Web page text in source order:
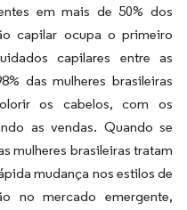
em mais de 50% dos
capilar ocupa o primeiro
capilares entre as
das mulheres brasileiras
os cabelos, com os
as vendas. Quando se
mulheres brasileiras tratam
mudança nos estilos de
no mercado emergente,